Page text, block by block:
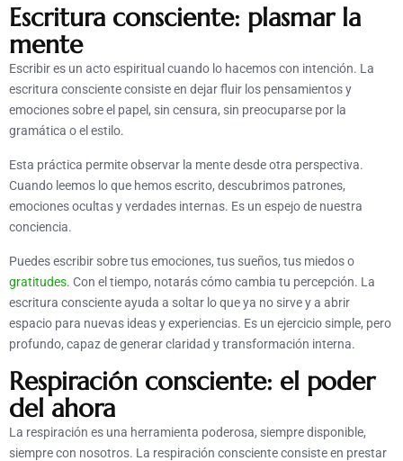
Escritura consciente: plasmar la
mente
Escribir es un acto espiritual cuando lo hacemos con intención. La
escritura consciente consiste en dejar fluir los pensamientos y
emociones sobre el papel, sin censura, sin preocuparse por la
gramática o el estilo.
Esta práctica permite observar la mente desde otra perspectiva.
Cuando leemos lo que hemos escrito, descubrimos patrones,
emociones ocultas y verdades internas. Es un espejo de nuestra
conciencia.
Puedes escribir sobre tus emociones, tus sueños, tus miedos o
gratitudes. Con el tiempo, notarás cómo cambia tu percepción. La
escritura consciente ayuda a soltar lo que ya no sirve y a abrir
espacio para nuevas ideas y experiencias. Es un ejercicio simple, pero
profundo, capaz de generar claridad y transformación interna.
Respiración consciente: el poder
del ahora
La respiración es una herramienta poderosa, siempre disponible,
siempre con nosotros. La respiración consciente consiste en prestar